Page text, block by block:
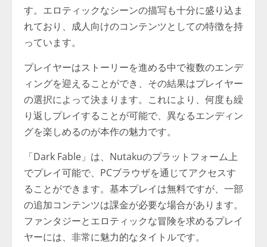
す。エロティックなシーンの描写も十分に盛り込ま
れており、成人向けのコンテンツとしての特徴を持
っています。
プレイヤーはストーリーを進める中で複数のエンデ
ィングを迎えることができ、その結果はプレイヤー
の選択によって決まります。これにより、何度も繰
り返しプレイすることが可能で、異なるエンディン
グを楽しめるのが本作の魅力です。
「Dark Fable」は、Nutakuのプラットフォーム上
でプレイ可能で、PCブラウザを通じてアクセスす
ることができます。基本プレイは無料ですが、一部
の追加コンテンツは課金が必要な場合があります。
ファンタジーとエロティックな冒険を求めるプレイ
ヤーには、非常に魅力的なタイトルです。